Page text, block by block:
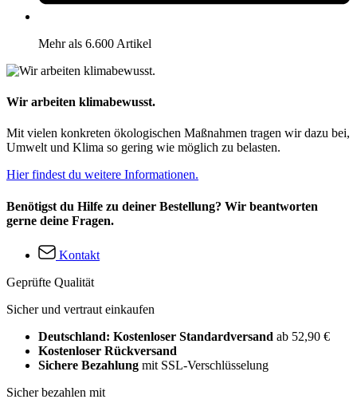
Mehr als 6.600 Artikel
Wir arbeiten klimabewusst.
Mit vielen konkreten ökologischen Maßnahmen tragen wir dazu bei,
Umwelt und Klima so gering wie möglich zu belasten.
Hier findest du weitere Informationen.
Benötigst du Hilfe zu deiner Bestellung? Wir beantworten
gerne deine Fragen.
Kontakt
Geprüfte Qualität
Sicher und vertraut einkaufen
Deutschland: Kostenloser Standardversand ab 52,90 €
Kostenloser Rückversand
Sichere Bezahlung mit SSL-Verschlüsselung
Sicher bezahlen mit